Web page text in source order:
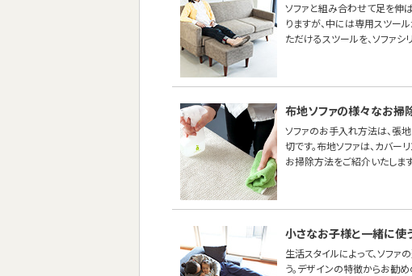
ソファと組み合わせて足を伸
りますが、中には専用スツー
ただけるスツールを、ソファ
布地ソファの様々なお掃
ソファのお手入れ方法は、張
切です。布地ソファは、カバ
お掃除方法をご紹介いたしま
小さなお子様と一緒に使
生活スタイルによって、ソフ
う。デザインの特徴からお勧